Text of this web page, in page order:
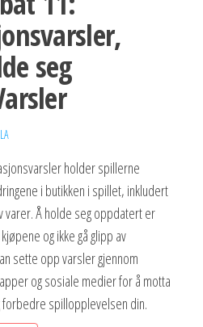
seg
holder spillerne
i butikken i spillet, inkludert
varer. Å holde seg oppdatert er
og ikke gå glipp av
sette opp varsler gjennom
og sosiale medier for å motta
spillopplevelsen din.